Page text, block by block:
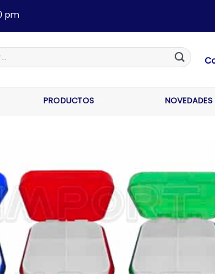
pm
PRODUCTOS NOVEDADES